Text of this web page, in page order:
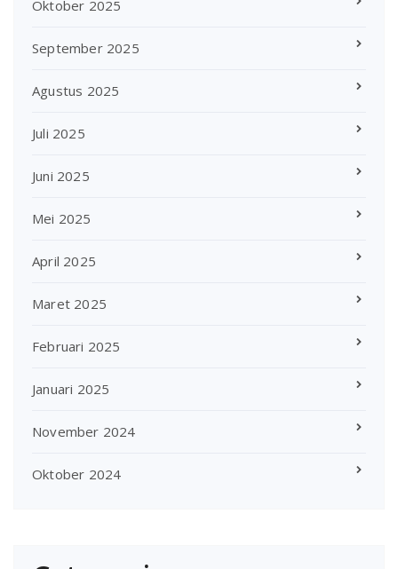
Oktober 2025
September 2025
Agustus 2025
Juli 2025
Juni 2025
Mei 2025
April 2025
Maret 2025
Februari 2025
Januari 2025
November 2024
Oktober 2024